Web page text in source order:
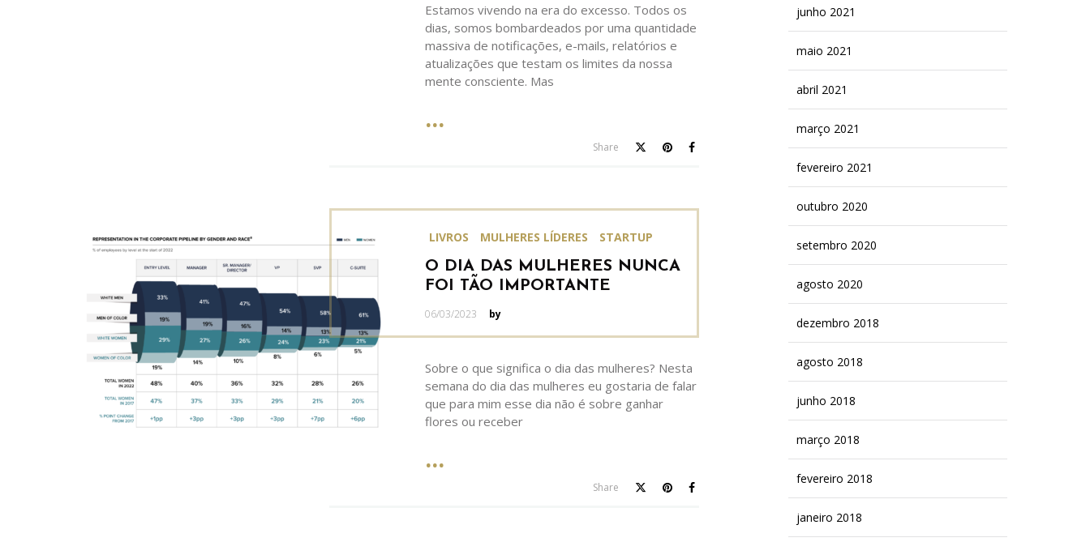
Estamos vivendo na era do excesso. Todos os
dias, somos bombardeados por uma quantidade
massiva de notificações, e-mails, relatórios e
atualizações que testam os limites da nossa
mente consciente. Mas
Share
LIVROS MULHERES LÍDERES STARTUP
O DIA DAS MULHERES NUNCA
FOI TÃO IMPORTANTE
Posted
06/03/2023 by
Sobre o que significa o dia das mulheres? Nesta
semana do dia das mulheres eu gostaria de falar
que para mim esse dia não é sobre ganhar
flores ou receber
Share
junho 2021
maio 2021
abril 2021
março 2021
fevereiro 2021
outubro 2020
setembro 2020
agosto 2020
dezembro 2018
agosto 2018
junho 2018
março 2018
fevereiro 2018
janeiro 2018